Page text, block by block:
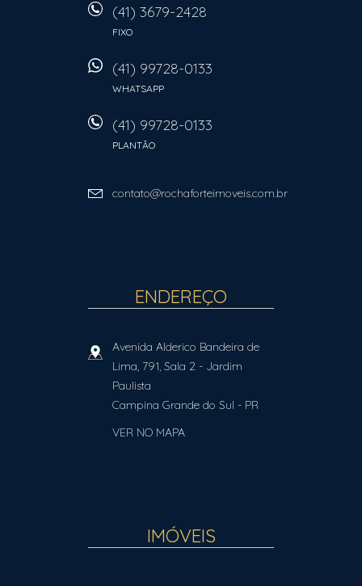
(41) 3679-2428
FIXO
(41) 99728-0133
WHATSAPP
(41) 99728-0133
PLANTÃO
contato@rochaforteimoveis.com.br
ENDEREÇO
Avenida Alderico Bandeira de
Lima, 791, Sala 2 - Jardim
Paulista
Campina Grande do Sul - PR
VER NO MAPA
IMÓVEIS